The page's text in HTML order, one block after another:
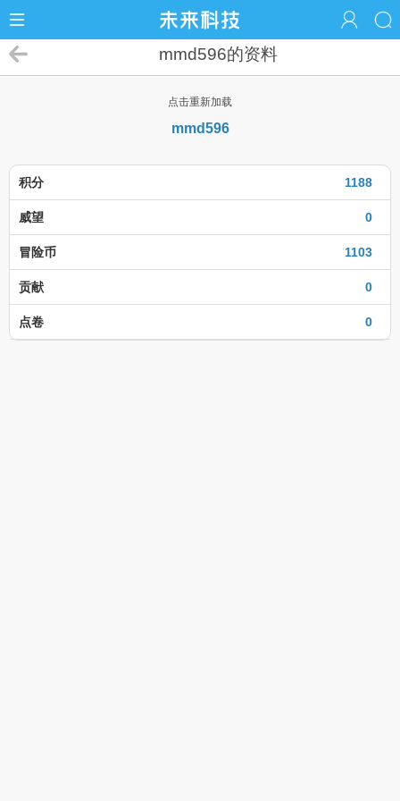
mmd596的资料
点击重新加载
mmd596
1188
积分
0
威望
1103
冒险币
0
贡献
0
点卷